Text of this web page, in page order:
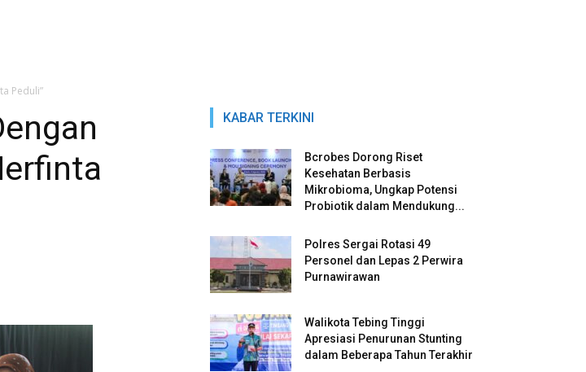
Peduli”
KABAR TERKINI
Bcrobes Dorong Riset
Kesehatan Berbasis
Mikrobioma, Ungkap Potensi
Probiotik dalam Mendukung...
Polres Sergai Rotasi 49
Personel dan Lepas 2 Perwira
Purnawirawan
Walikota Tebing Tinggi
Apresiasi Penurunan Stunting
dalam Beberapa Tahun Terakhir